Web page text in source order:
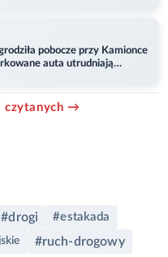
pobocze przy Kamionce
auta utrudniają
czytanych →
#drogi #estakada
#ruch-drogowy